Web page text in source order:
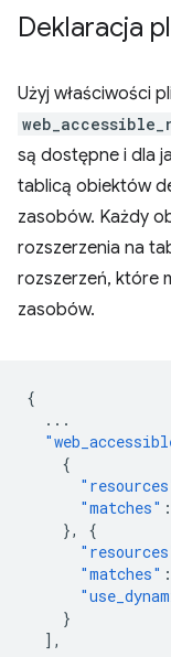
Deklaracja
Użyj właściwości
są dostępne i dla
tablicą obiektów
zasobów. Każdy
rozszerzenia na
rozszerzeń, które
zasobów.
{
...
{
"matches" :
},
{
"matches" :
}
],